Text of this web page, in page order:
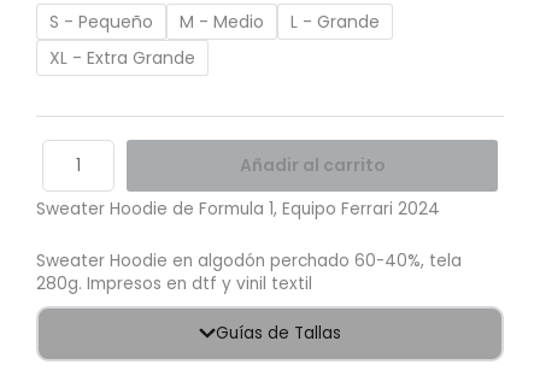
S - Pequeño M - Medio
L - Grande
XL - Extra Grande
Añadir al carrito
Sweater Hoodie de Formula 1, Equipo Ferrari 2024
Sweater Hoodie en algodón perchado 60-40%, tela
280g. Impresos en dtf y vinil textil
Guías de Tallas